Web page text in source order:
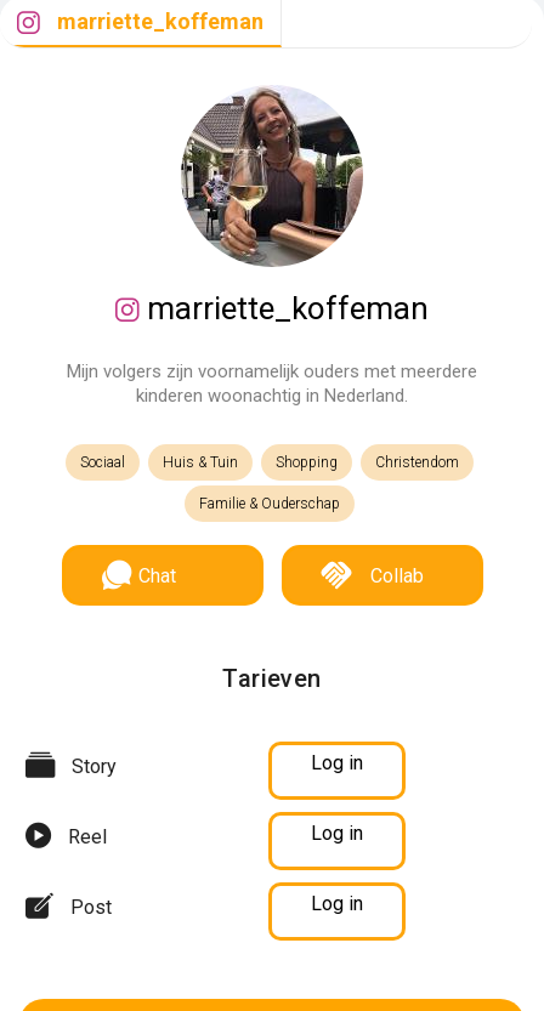
marriette_koffeman
marriette_koffeman
Mijn volgers zijn voornamelijk ouders met meerdere
kinderen woonachtig in Nederland.
Sociaal Huis & Tuin Shopping Christendom
Familie & Ouderschap
Chat Collab
Tarieven
Story Log in
Reel Log in
Post Log in